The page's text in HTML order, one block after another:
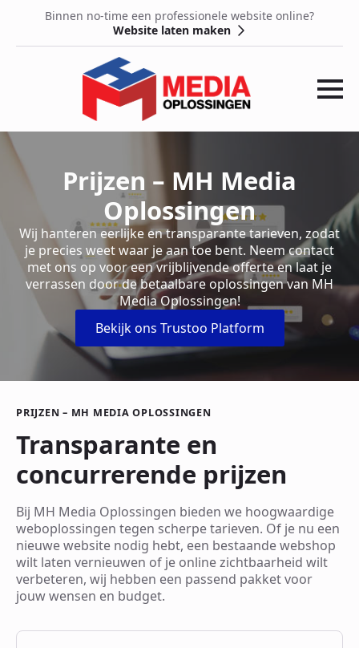
Binnen no-time een professionele website online?
Website laten maken
Prijzen – MH Media
Oplossingen
Wij hanteren eerlijke en transparante tarieven, zodat
je precies weet waar je aan toe bent. Neem contact
met ons op voor een vrijblijvende offerte en laat je
verrassen door de betaalbare oplossingen van MH
Media Oplossingen!
Bekijk ons Trustoo Platform
PRIJZEN – MH MEDIA OPLOSSINGEN
Transparante en
concurrerende prijzen
Bij MH Media Oplossingen bieden we hoogwaardige
weboplossingen tegen scherpe tarieven. Of je nu een
nieuwe website nodig hebt, een bestaande webshop
wilt laten vernieuwen of je online zichtbaarheid wilt
verbeteren, wij hebben een passend pakket voor
jouw wensen en budget.